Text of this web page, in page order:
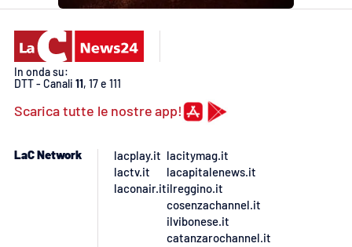
In onda su:
DTT - Canali 11, 17 e 111
Scarica tutte le nostre app!
LaC Network
lacplay.it
lactv.it
laconair.it
lacitymag.it
lacapitalenews.it
ilreggino.it
cosenzachannel.it
ilvibonese.it
catanzarochannel.it